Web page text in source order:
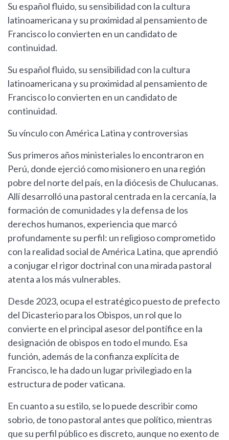
Su español fluido, su sensibilidad con la cultura
latinoamericana y su proximidad al pensamiento de
Francisco lo convierten en un candidato de
continuidad.
Su español fluido, su sensibilidad con la cultura
latinoamericana y su proximidad al pensamiento de
Francisco lo convierten en un candidato de
continuidad.
Su vínculo con América Latina y controversias
Sus primeros años ministeriales lo encontraron en
Perú, donde ejerció como misionero en una región
pobre del norte del país, en la diócesis de Chulucanas.
Allí desarrolló una pastoral centrada en la cercanía, la
formación de comunidades y la defensa de los
derechos humanos, experiencia que marcó
profundamente su perfil: un religioso comprometido
con la realidad social de América Latina, que aprendió
a conjugar el rigor doctrinal con una mirada pastoral
atenta a los más vulnerables.
Desde 2023, ocupa el estratégico puesto de prefecto
del Dicasterio para los Obispos, un rol que lo
convierte en el principal asesor del pontífice en la
designación de obispos en todo el mundo. Esa
función, además de la confianza explícita de
Francisco, le ha dado un lugar privilegiado en la
estructura de poder vaticana.
En cuanto a su estilo, se lo puede describir como
sobrio, de tono pastoral antes que político, mientras
que su perfil público es discreto, aunque no exento de